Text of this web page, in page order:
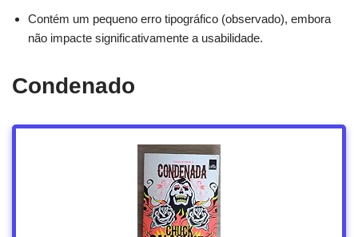
Contém um pequeno erro tipográfico (observado), embora
não impacte significativamente a usabilidade.
Condenado